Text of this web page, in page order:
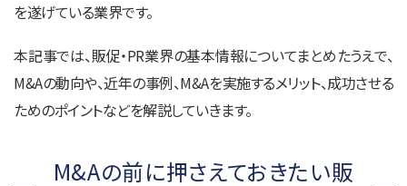
を遂げている業界です。
本記事では、販促・PR業界の基本情報についてまとめたうえで、
M&Aの動向や、近年の事例、M&Aを実施するメリット、成功させる
ためのポイントなどを解説していきます。
M&Aの前に押さえておきたい販